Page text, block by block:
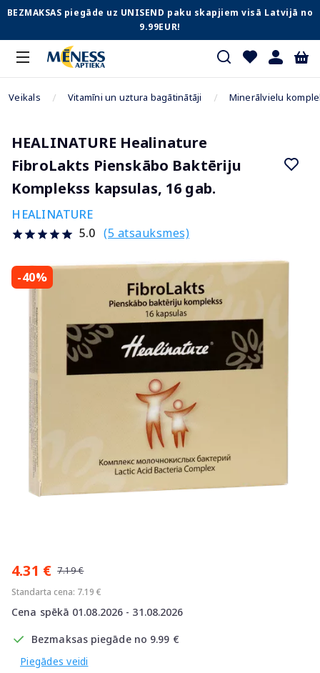
BEZMAKSAS piegāde uz UNISEND paku skapjiem visā Latvijā no
9.99EUR!
Veikals Vitamīni un uztura bagātinātāji Minerālvielu
HEALINATURE Healinature
FibroLakts Pienskābo Baktēriju
Komplekss kapsulas, 16 gab.
HEALINATURE
5.0 (5 atsauksmes)
-40%
4.31 € 7.19 €
Standarta cena: 7.19 €
Cena spēkā 01.08.2026 - 31.08.2026
Bezmaksas piegāde no 9.99 €
Piegādes veidi